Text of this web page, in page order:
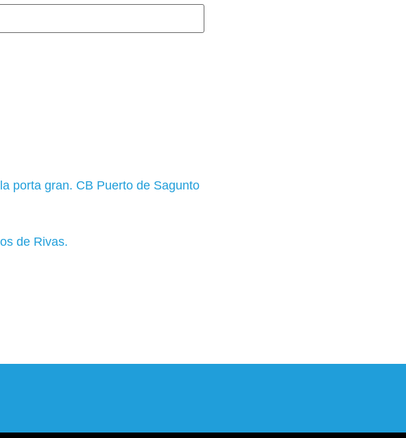
porta gran. CB Puerto de Sagunto
de Rivas.